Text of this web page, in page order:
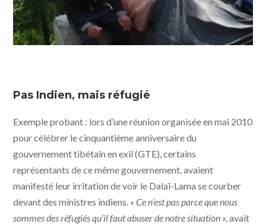
Pas Indien, mais réfugié
Exemple probant : lors d’une réunion organisée en mai 2010
pour célébrer le cinquantième anniversaire du
gouvernement tibétain en exil (GTE), certains
représentants de ce même gouvernement, avaient
manifesté leur irritation de voir le Dalaï-Lama se courber
devant des ministres indiens. «Ce n’est pas parce que nous
sommes des réfugiés qu’il faut abuser de notre situation »,avait